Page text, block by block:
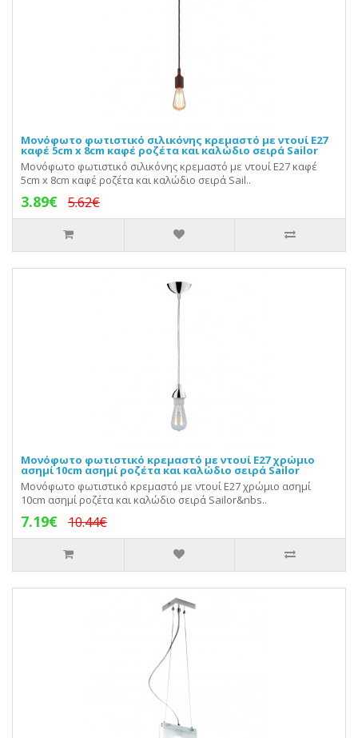
Μονόφωτο φωτιστικό σιλικόνης κρεμαστό με ντουί E27
καφέ 5cm x 8cm καφέ ροζέτα και καλώδιο σειρά Sailor
Μονόφωτο φωτιστικό σιλικόνης κρεμαστό με ντουί E27 καφέ
5cm x 8cm καφέ ροζέτα και καλώδιο σειρά Sail..
3.89€ 5.62€
Μονόφωτο φωτιστικό κρεμαστό με ντουί E27 χρώμιο
ασημί 10cm ασημί ροζέτα και καλώδιο σειρά Sailor
Μονόφωτο φωτιστικό κρεμαστό με ντουί E27 χρώμιο ασημί
10cm ασημί ροζέτα και καλώδιο σειρά Sailor&nbs..
7.19€ 10.44€